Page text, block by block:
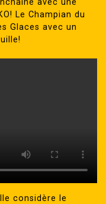
Le Champian du
Glaces avec un
considère le